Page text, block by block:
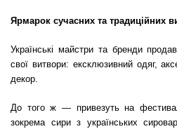
Ярмарок сучасних та традиційних
Українські майстри та бренди
свої витвори: ексклюзивний одяг,
декор.
До того ж — привезуть на
зокрема сири з українських